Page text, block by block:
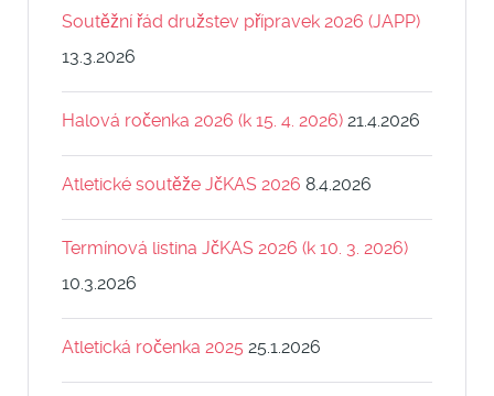
Soutěžní řád družstev přípravek 2026 (JAPP)
13.3.2026
Halová ročenka 2026 (k 15. 4. 2026) 21.4.2026
Atletické soutěže JčKAS 2026 8.4.2026
Termínová listina JčKAS 2026 (k 10. 3. 2026)
10.3.2026
Atletická ročenka 2025 25.1.2026